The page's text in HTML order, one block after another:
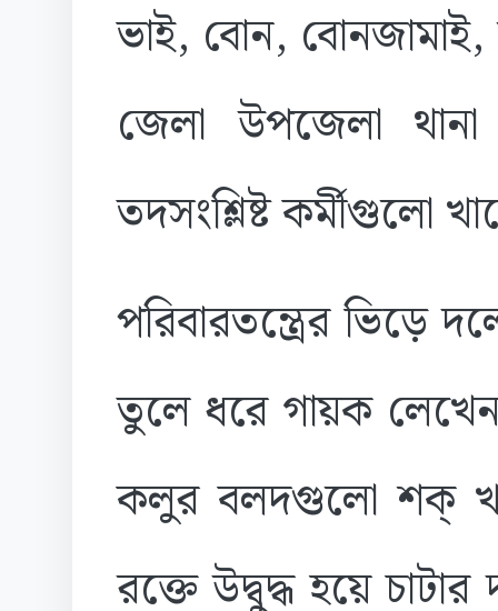
ভাই, বোন, বোনজামাই,
জেলা উপজেলা
তদসংশ্লিষ্ট কর্মীগুলো
পরিবারতন্ত্রের ভিড়ে
তুলে ধরে গায়ক
কলুর বলদগুলো শক্
রক্তে উদ্বুদ্ধ হয়ে